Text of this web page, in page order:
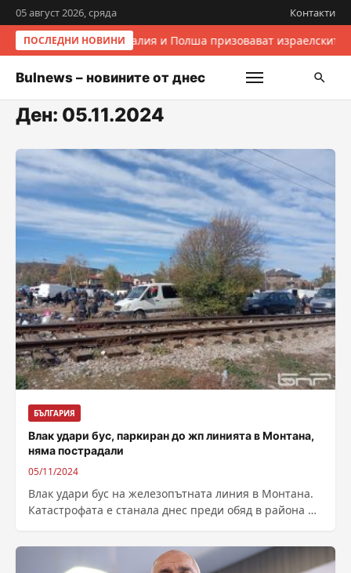
05 август 2026, сряда Контакти
ПОСЛЕДНИ НОВИНИИталия и Полша призовават израелските
Bulnews – новините от днес
Ден: 05.11.2024
БЪЛГАРИЯ
Влак удари бус, паркиран до жп линията в Монтана,
няма пострадали
05/11/2024
Влак удари бус на железопътната линия в Монтана.
Катастрофата е станала днес преди обяд в района на